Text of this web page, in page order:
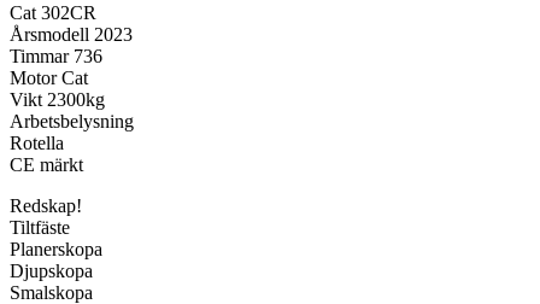
Cat 302CR
Årsmodell 2023
Timmar 736
Motor Cat
Vikt 2300kg
Arbetsbelysning
Rotella
CE märkt
Redskap!
Tiltfäste
Planerskopa
Djupskopa
Smalskopa